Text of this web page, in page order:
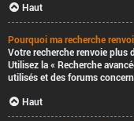
Haut
Pourquoi ma recherche
Votre recherche renvoie plus
Utilisez la « Recherche
utilisés et des forums
Haut